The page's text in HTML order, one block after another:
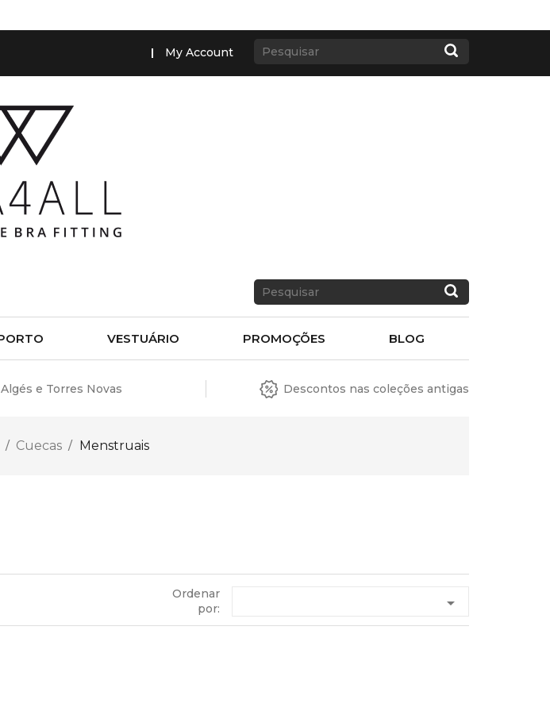
My Account
VESTUÁRIO PROMOÇÕES BLOG
e Torres Novas Descontos nas coleções antigas
Cuecas Menstruais
Ordenar
por:
